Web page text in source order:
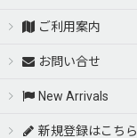
ご利用案内
お問い合せ
New Arrivals
新規登録はこちら